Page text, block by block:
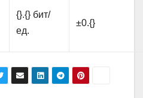
{}.{} бит/
ед.
±0.{}